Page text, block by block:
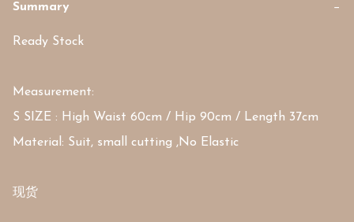
Summary −
Ready Stock
Measurement:
S SIZE : High Waist 60cm / Hip 90cm / Length 37cm
Material: Suit, small cutting ,No Elastic
现货